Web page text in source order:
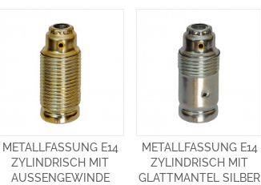
METALLFASSUNG E14
ZYLINDRISCH MIT
AUSSENGEWINDE G
METALLFASSUNG E14
ZYLINDRISCH MIT
GLATTMANTEL SILBER